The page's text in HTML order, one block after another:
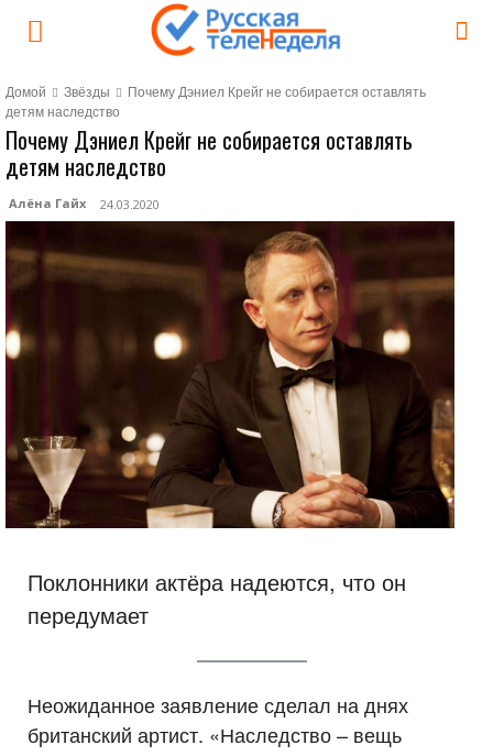
Домой Звёзды
Почему Дэниел Крейг не собирается оставлять
детям наследство
Почему Дэниел Крейг не собирается оставлять
детям наследство
Алёна Гайх 24.03.2020
Поклонники актёра надеются, что он
передумает
Неожиданное заявление сделал на днях
британский артист. «Наследство – вещь